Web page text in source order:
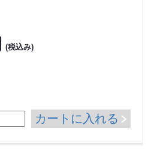
(税込み)
カートに入れる